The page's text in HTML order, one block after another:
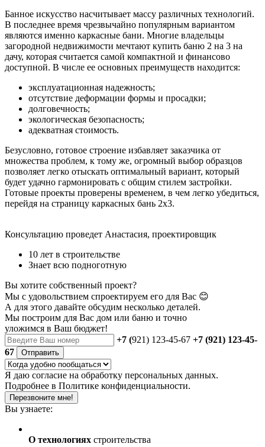
Банное искусство насчитывает массу различных технологий.
В последнее время чрезвычайно популярным вариантом
являются именно каркасные бани. Многие владельцы
загородной недвижимости мечтают купить баню 2 на 3 на
дачу, которая считается самой компактной и финансово
доступной. В числе ее основных преимуществ находится:
эксплуатационная надежность;
отсутствие деформации формы и просадки;
долговечность;
экологическая безопасность;
адекватная стоимость.
Безусловно, готовое строение избавляет заказчика от
множества проблем, к тому же, огромный выбор образцов
позволяет легко отыскать оптимальный вариант, который
будет удачно гармонировать с общим стилем застройки.
Готовые проекты проверены временем, в чем легко убедиться,
перейдя на страницу каркасных бань 2х3.
Консультацию проведет Анастасия, проектировщик
10 лет в строительстве
Знает всю подноготную
Вы хотите собственный проект?
Мы с удовольствием спроектируем его для Вас 😊
А для этого давайте обсудим несколько деталей.
Мы построим для Вас дом или баню и точно
уложимся в Ваш бюджет!
+7 (921) 123-45-67 +7 (921) 123-45-
67
Отправить
Я даю согласие на обработку персональных данных.
Подробнее в Политике конфиденциальности.
Перезвоните мне!
Вы узнаете:
О технологиях строительства